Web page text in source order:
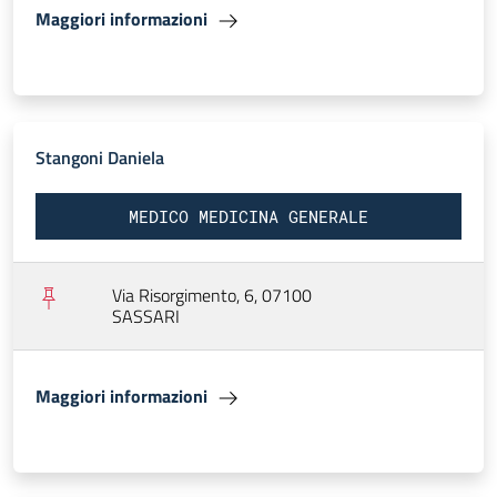
Maggiori informazioni
Stangoni Daniela
MEDICO MEDICINA GENERALE
Via Risorgimento, 6, 07100
SASSARI
Maggiori informazioni